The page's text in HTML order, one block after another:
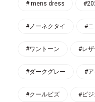
# mens dress
#ノーネクタイ #ニ
#ワントーン #レ
#ダークグレー #ア
#クールビズ #ビジ